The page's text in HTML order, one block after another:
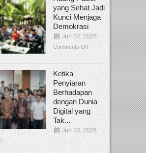
yang Sehat Jadi
Kunci Menjaga
Demokrasi
Jun 22, 2026
Comments Off
Ketika
Penyiaran
Berhadapan
dengan Dunia
Digital yang
Tak...
Jun 22, 2026